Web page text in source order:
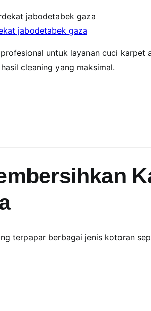
jabodetabek gaza
untuk layanan cuci karpet
cleaning yang maksimal.
terpapar berbagai jenis kotoran